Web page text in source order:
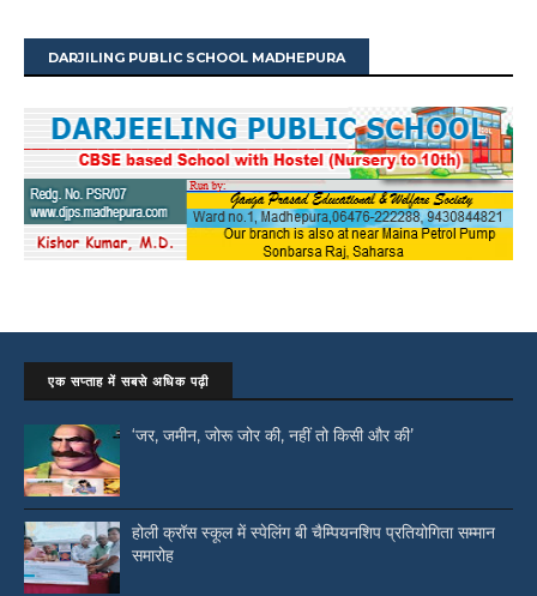
DARJILING PUBLIC SCHOOL MADHEPURA
एक सप्ताह में सबसे अधिक पढ़ी
‘जर, जमीन, जोरू जोर की, नहीं तो किसी और की’
होली क्रॉस स्कूल में स्पेलिंग बी चैम्पियनशिप प्रतियोगिता सम्मान
समारोह